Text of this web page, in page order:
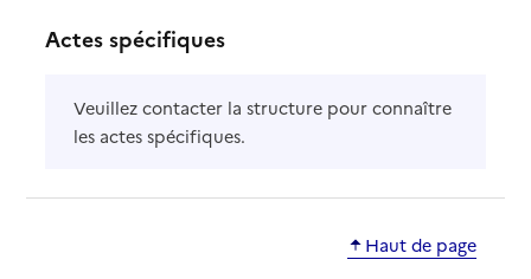
Actes spécifiques
Veuillez contacter la structure pour connaître
les actes spécifiques.
Haut de page